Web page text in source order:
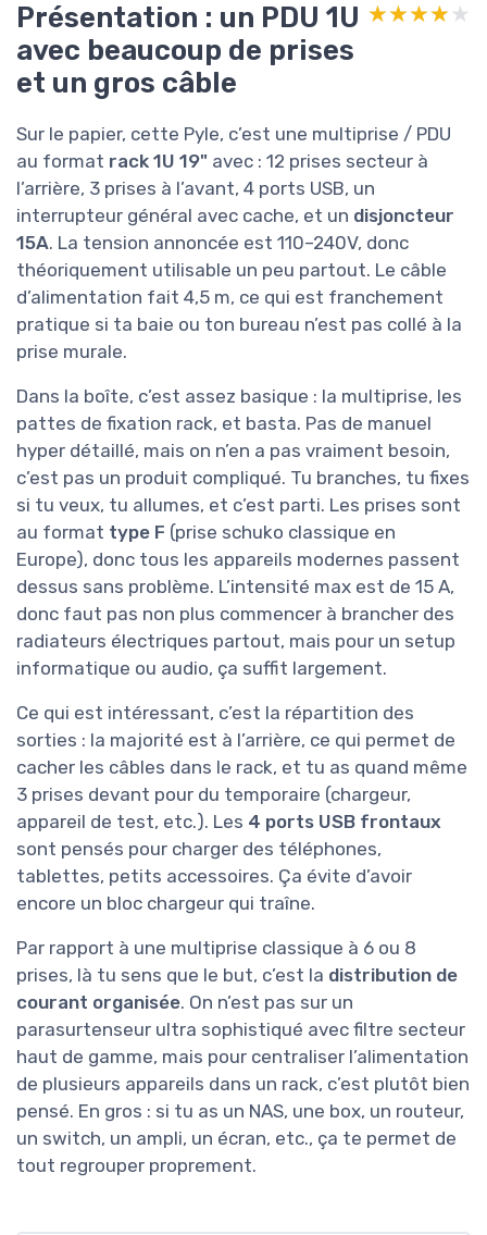
Présentation : un PDU 1U
avec beaucoup de prises
et un gros câble
★★★★★
★★★★★
Sur le papier, cette Pyle, c’est une multiprise / PDU
au format rack 1U 19" avec : 12 prises secteur à
l’arrière, 3 prises à l’avant, 4 ports USB, un
interrupteur général avec cache, et un disjoncteur
15A. La tension annoncée est 110–240V, donc
théoriquement utilisable un peu partout. Le câble
d’alimentation fait 4,5 m, ce qui est franchement
pratique si ta baie ou ton bureau n’est pas collé à la
prise murale.
Dans la boîte, c’est assez basique : la multiprise, les
pattes de fixation rack, et basta. Pas de manuel
hyper détaillé, mais on n’en a pas vraiment besoin,
c’est pas un produit compliqué. Tu branches, tu fixes
si tu veux, tu allumes, et c’est parti. Les prises sont
au format type F (prise schuko classique en
Europe), donc tous les appareils modernes passent
dessus sans problème. L’intensité max est de 15 A,
donc faut pas non plus commencer à brancher des
radiateurs électriques partout, mais pour un setup
informatique ou audio, ça suffit largement.
Ce qui est intéressant, c’est la répartition des
sorties : la majorité est à l’arrière, ce qui permet de
cacher les câbles dans le rack, et tu as quand même
3 prises devant pour du temporaire (chargeur,
appareil de test, etc.). Les 4 ports USB frontaux
sont pensés pour charger des téléphones,
tablettes, petits accessoires. Ça évite d’avoir
encore un bloc chargeur qui traîne.
Par rapport à une multiprise classique à 6 ou 8
prises, là tu sens que le but, c’est la distribution de
courant organisée. On n’est pas sur un
parasurtenseur ultra sophistiqué avec filtre secteur
haut de gamme, mais pour centraliser l’alimentation
de plusieurs appareils dans un rack, c’est plutôt bien
pensé. En gros : si tu as un NAS, une box, un routeur,
un switch, un ampli, un écran, etc., ça te permet de
tout regrouper proprement.